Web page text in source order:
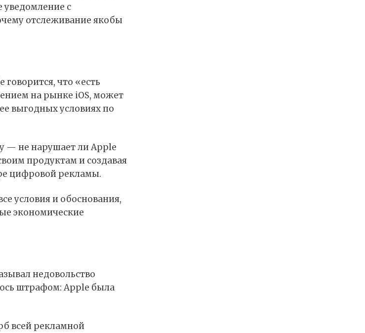
уведомление с
отслеживание якобы
что «есть
на рынке iOS, может
выгодных условиях по
— не нарушает ли Apple
продуктам и создавая
цифровой рекламы.
условия и обоснования,
экономические
недовольство
штрафом: Apple была
всей рекламной